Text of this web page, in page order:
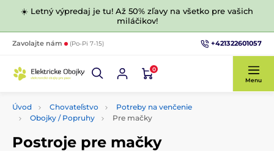
☀️ Letný výpredaj je tu! Až 50% zľavy na všetko pre vašich
miláčikov!
Zavolajte nám (Po-Pi 7-15) +421322601057
0
Menu
Úvod Chovateľstvo
Potreby na venčenie
Obojky / Popruhy
Pre mačky
Postroje pre mačky